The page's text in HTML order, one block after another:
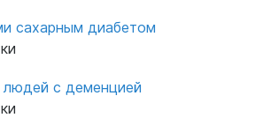
сахарным диабетом
с деменцией